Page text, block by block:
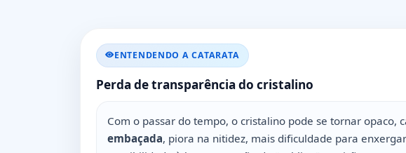
ENTENDENDO A CATARATA
Perda de transparência do cristalino
Com o passar do tempo, o cristalino pode se tornar opaco,
embaçada, piora na nitidez, mais dificuldade para